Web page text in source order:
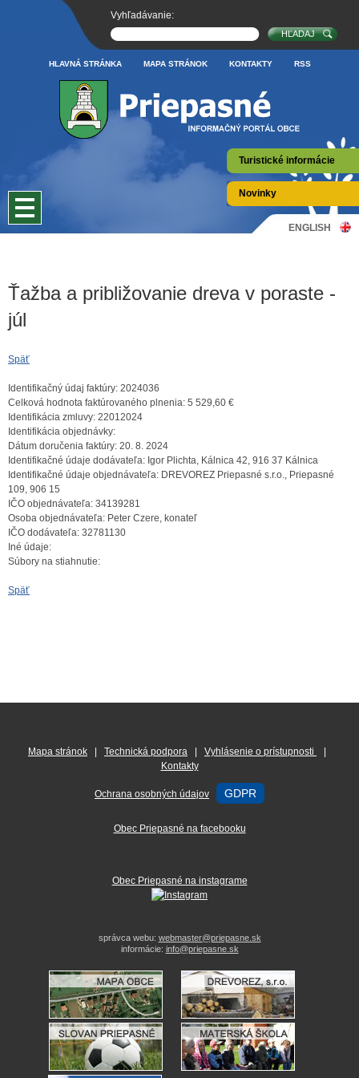
Turistické informácie
Novinky
HLAVNÁ STRÁNKA MAPA STRÁNOK KONTAKTY RSS
Vyhľadávanie:
ENGLISH
Ťažba a približovanie dreva v poraste -
júl
Späť
Identifikačný údaj faktúry: 2024036
Celková hodnota faktúrovaného plnenia: 5 529,60 €
Identifikácia zmluvy: 22012024
Identifikácia objednávky:
Dátum doručenia faktúry: 20. 8. 2024
Identifikačné údaje dodávateľa: Igor Plichta, Kálnica 42, 916 37 Kálnica
Identifikačné údaje objednávateľa: DREVOREZ Priepasné s.r.o., Priepasné
109, 906 15
IČO objednávateľa: 34139281
Osoba objednávateľa: Peter Czere, konateľ
IČO dodávateľa: 32781130
Iné údaje:
Súbory na stiahnutie:
Späť
Mapa stránok Technická podpora Vyhlásenie o prístupnosti
Kontakty
Ochrana osobných údajov GDPR
Obec Priepasné na facebooku
Obec Priepasné na instagrame
správca webu: webmaster@priepasne.sk
informácie: info@priepasne.sk